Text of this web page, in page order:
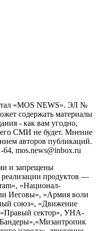
«MOS NEWS». ЭЛ №
содержать материалы
- как вам угодно,
СМИ не будет. Мнение
авторов публикаций.
mos.news@inbox.ru
и запрещены
реализации продуктов —
«Национал-
Иеговы», «Армия воли
союз», «Движение
«Правый сектор», УНА-